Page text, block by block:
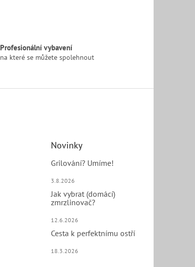
Profesionální vybavení
na které se můžete spolehnout
Novinky
Grilování? Umíme!
3.8.2026
Jak vybrat (domácí)
zmrzlinovač?
12.6.2026
Cesta k perfektnímu ostří
18.3.2026